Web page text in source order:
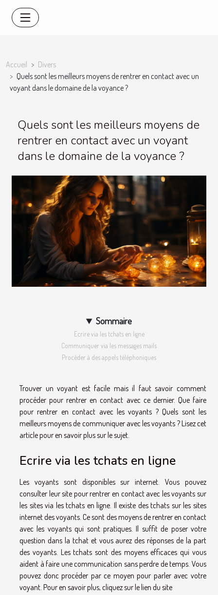
Accueil
Divers
Quels sont les meilleurs moyens de rentrer en contact avec un
voyant dans le domaine de la voyance ?
Quels sont les meilleurs moyens de
rentrer en contact avec un voyant
dans le domaine de la voyance ?
Sommaire
Ecrire via les tchats en ligne
Communiquer via les messages mails
Procéder à des appels téléphoniques
Trouver un voyant est facile mais il faut savoir comment
procéder pour rentrer en contact avec ce dernier. Que faire
pour rentrer en contact avec les voyants ? Quels sont les
meilleurs moyens de communiquer avec les voyants ? Lisez cet
article pour en savoir plus sur le sujet.
Ecrire via les tchats en ligne
Les voyants sont disponibles sur internet. Vous pouvez
consulter leur site pour rentrer en contact avec les voyants sur
les sites via les tchats en ligne. Il existe des tchats sur les sites
internet des voyants. Ce sont des moyens de rentrer en contact
avec les voyants qui sont pratiques. Il suffit de poser votre
question dans la tchat et vous aurez des réponses de la part
des voyants. Les tchats sont des moyens efficaces qui vous
aident à faire une communication sans perdre de temps. Vous
pouvez donc procéder par ce moyen pour parler avec votre
voyant. Pour en savoir plus, cliquez sur lelien du site